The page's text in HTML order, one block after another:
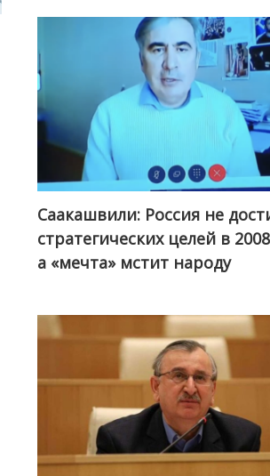
Саакашвили: Россия не
стратегических целей в
а «мечта» мстит народу